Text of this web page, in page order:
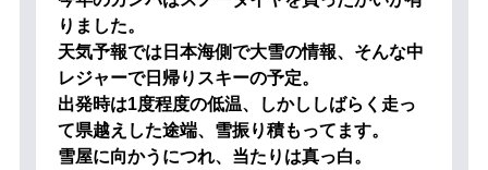
りました。
天気予報では日本海側で大雪の情報、そんな中
レジャーで日帰りスキーの予定。
出発時は1度程度の低温、しかししばらく走っ
て県越えした途端、雪振り積もってます。
雪屋に向かうにつれ、当たりは真っ白。